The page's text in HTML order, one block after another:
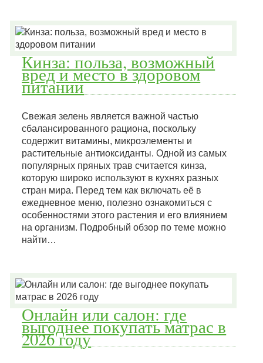
Кинза: польза, возможный
вред и место в здоровом
питании
Свежая зелень является важной частью
сбалансированного рациона, поскольку
содержит витамины, микроэлементы и
растительные антиоксиданты. Одной из самых
популярных пряных трав считается кинза,
которую широко используют в кухнях разных
стран мира. Перед тем как включать её в
ежедневное меню, полезно ознакомиться с
особенностями этого растения и его влиянием
на организм. Подробный обзор по теме можно
найти…
Онлайн или салон: где
выгоднее покупать матрас в
2026 году